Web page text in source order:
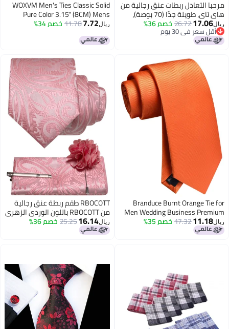
مرحبا التعادل ربطات عنق رجالية من
هاي تاي، طويلة جدًا (70 بوصة)،
سوداء وذهبية، مخططة من الحرير،
طقم رسمي يتضمن ربطة عنق
رسمية، منديل جيب، وأزرار أكمام،
ريال17.06
26.72خصم 36%
أقل سعر في 30 يوم
أقل سعر في 30 يوم
WOXVM Men's Ties Classic Solid
Pure Color 3.15" (8CM) Mens
Necktie With Multiple Colors,
Premium Formal Black Neck Ties
For Men Business Wedding Party
ريال7.72
11.78خصم 34%
Branduce Burnt Orange Tie for
Men Wedding Business Premium
Silk 63'' Extra Long Necktie (TA10-
37)
ريال11.18
17.32خصم 35%
RBOCOTT طقم ربطة عنق رجالية
من RBOCOTT باللون الوردي الزهري
بنقشة بيزلي، مع منديل جيب
ودبوس طية صدر السترة ومشبك
ريال16.14
25.25خصم 36%